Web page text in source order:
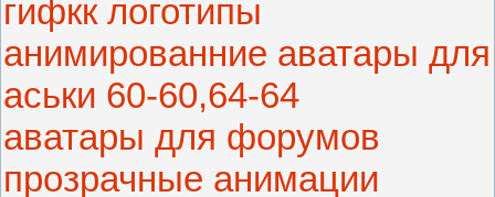
гифкк логотипы
анимированние аватары для
аськи 60-60,64-64
аватары для форумов
прозрачные анимации